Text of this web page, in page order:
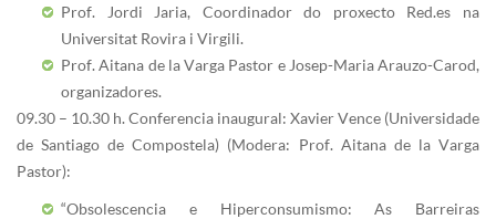
Prof. Jordi Jaria, Coordinador do proxecto Red.es na
Universitat Rovira i Virgili.
Prof. Aitana de la Varga Pastor e Josep-Maria Arauzo-Carod,
organizadores.
09.30 – 10.30 h. Conferencia inaugural: Xavier Vence (Universidade
de Santiago de Compostela) (Modera: Prof. Aitana de la Varga
Pastor):
“Obsolescencia e Hiperconsumismo: As Barreiras